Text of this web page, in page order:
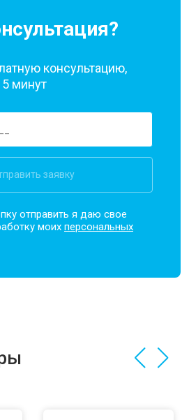
консультацию,
минут
заявку
отправить я даю свое
моихперсональных